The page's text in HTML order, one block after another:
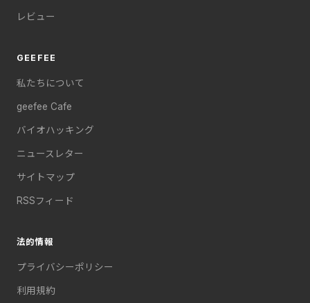
レビュー
GEEFEE
私たちについて
geefee Cafe
バイオハッキング
ニュースレター
サイトマップ
RSSフィード
法的情報
プライバシーポリシー
利用規約